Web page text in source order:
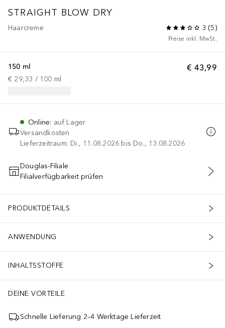
STRAIGHT BLOW DRY
Haarcreme 3 (5)
Preise inkl. MwSt.
€ 43,99
150 ml
€ 29,33 / 100 ml
Online: auf Lager
Versandkosten
Lieferzeitraum: Di., 11.08.2026 bis Do., 13.08.2026
IN DEN WARENKORB
Douglas-Filiale
Filialverfügbarkeit prüfen
PRODUKTDETAILS
ANWENDUNG
INHALTSSTOFFE
DEINE VORTEILE
Schnelle Lieferung 2–4 Werktage Lieferzeit